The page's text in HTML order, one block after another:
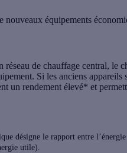
nouveaux équipements
réseau de chauffage central, le
Si les anciens
un rendement élevé* et
désigne le rapport entre
utile).